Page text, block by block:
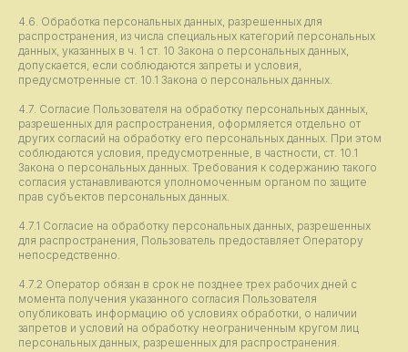
4.6. Обработка персональных данных, разрешенных для
распространения, из числа специальных категорий персональных
данных, указанных в ч. 1 ст. 10 Закона о персональных данных,
допускается, если соблюдаются запреты и условия,
предусмотренные ст. 10.1 Закона о персональных данных.
4.7. Согласие Пользователя на обработку персональных данных,
разрешенных для распространения, оформляется отдельно от
других согласий на обработку его персональных данных. При этом
соблюдаются условия, предусмотренные, в частности, ст. 10.1
Закона о персональных данных. Требования к содержанию такого
согласия устанавливаются уполномоченным органом по защите
прав субъектов персональных данных.
4.7.1 Согласие на обработку персональных данных, разрешенных
для распространения, Пользователь предоставляет Оператору
непосредственно.
4.7.2 Оператор обязан в срок не позднее трех рабочих дней с
момента получения указанного согласия Пользователя
опубликовать информацию об условиях обработки, о наличии
запретов и условий на обработку неограниченным кругом лиц
персональных данных, разрешенных для распространения.